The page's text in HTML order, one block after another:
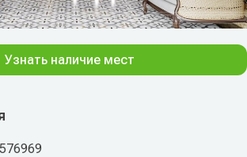
Узнать наличие мест